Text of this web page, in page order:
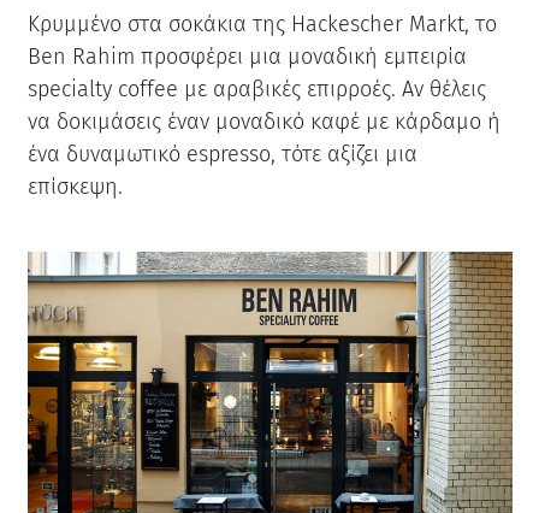
Κρυμμένο στα σοκάκια της Hackescher Markt, το
Ben Rahim προσφέρει μια μοναδική εμπειρία
specialty coffee με αραβικές επιρροές. Αν θέλεις
να δοκιμάσεις έναν μοναδικό καφέ με κάρδαμο ή
ένα δυναμωτικό espresso, τότε αξίζει μια
επίσκεψη.